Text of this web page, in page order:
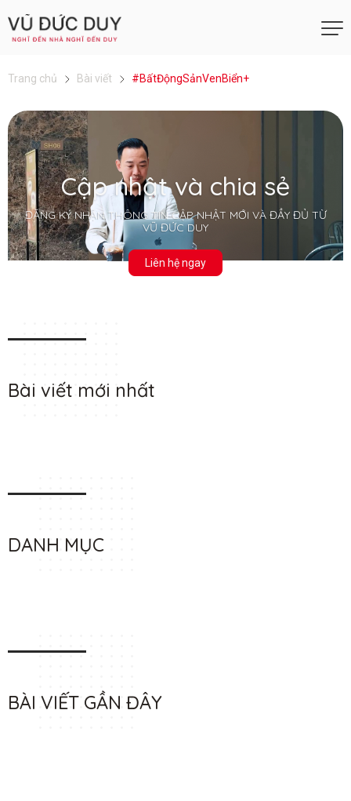
Trang chủ Bài viết #BấtĐộngSảnVenBiển+
Cập nhật và chia sẻ
ĐĂNG KÝ NHẬN THÔNG TIN CẬP NHẬT MỚI VÀ ĐẦY ĐỦ TỪ
VŨ ĐỨC DUY
Liên hệ ngay
Bài viết mới nhất
DANH MỤC
BÀI VIẾT GẦN ĐÂY